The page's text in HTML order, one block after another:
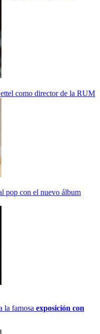
como director de la RUM
pop con el nuevo álbum
la famosa exposición con